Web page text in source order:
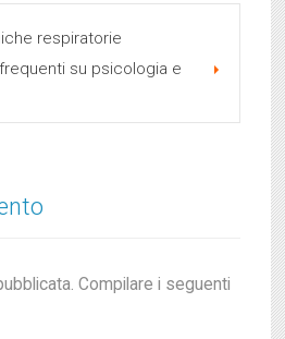
respiratorie
su psicologia e
Compilare i seguenti